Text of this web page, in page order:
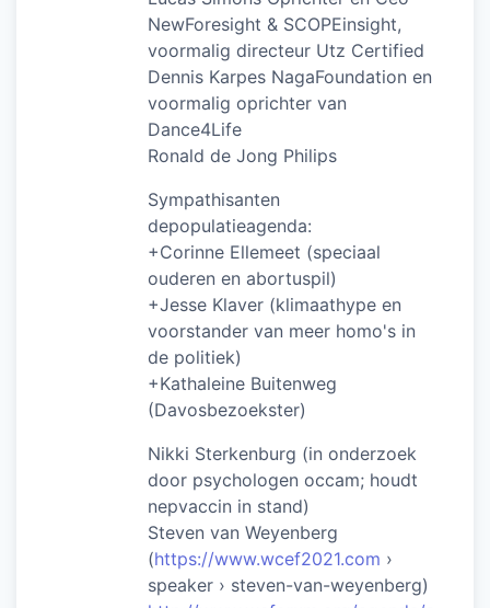
NewForesight & SCOPEinsight,
voormalig directeur Utz Certified
Dennis Karpes NagaFoundation en
voormalig oprichter van
Dance4Life
Ronald de Jong Philips
Sympathisanten
depopulatieagenda:
+Corinne Ellemeet (speciaal
ouderen en abortuspil)
+Jesse Klaver (klimaathype en
voorstander van meer homo's in
de politiek)
+Kathaleine Buitenweg
(Davosbezoekster)
Nikki Sterkenburg (in onderzoek
door psychologen occam; houdt
nepvaccin in stand)
Steven van Weyenberg
(https://www.wcef2021.com ›
speaker › steven-van-weyenberg)